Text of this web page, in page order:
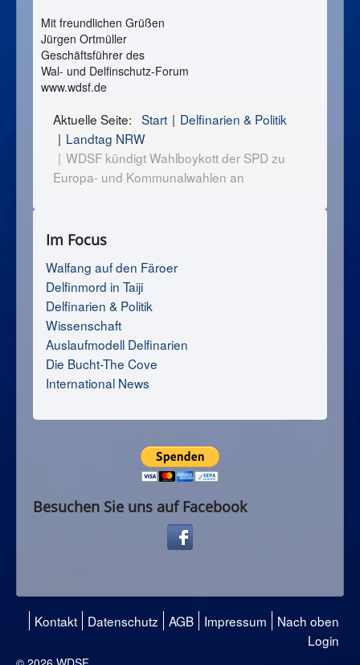
Mit freundlichen Grüßen
Jürgen Ortmüller
Geschäftsführer des
Wal- und Delfinschutz-Forum
www.wdsf.de
Aktuelle Seite: Start
Delfinarien & Politik
Landtag NRW
WDSF kündigt Wahlboykott der SPD zu
Europa- und Kommunalwahlen an
Im Focus
Walfang auf den Färoer
Delfinmord in Taiji
Delfinarien & Politik
Wissenschaft
Auslaufmodell Delfinarien
Die Bucht-The Cove
International News
Besuchen Sie uns auf Facebook
Nach oben
Impressum
AGB
Datenschutz
Kontakt
Login